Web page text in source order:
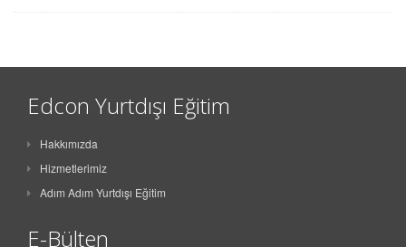
Edcon Yurtdışı Eğitim
Hakkımızda
Hizmetlerimiz
Adım Adım Yurtdışı Eğitim
E-Bülten